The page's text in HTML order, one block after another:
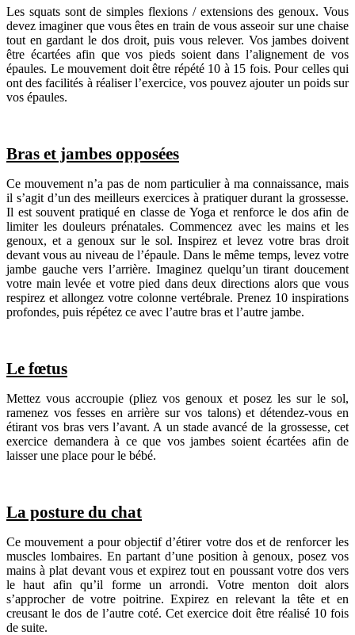
Les squats sont de simples flexions / extensions des genoux. Vous
devez imaginer que vous êtes en train de vous asseoir sur une chaise
tout en gardant le dos droit, puis vous relever. Vos jambes doivent
être écartées afin que vos pieds soient dans l’alignement de vos
épaules. Le mouvement doit être répété 10 à 15 fois. Pour celles qui
ont des facilités à réaliser l’exercice, vos pouvez ajouter un poids sur
vos épaules.
Bras et jambes opposées
Ce mouvement n’a pas de nom particulier à ma connaissance, mais
il s’agit d’un des meilleurs exercices à pratiquer durant la grossesse.
Il est souvent pratiqué en classe de Yoga et renforce le dos afin de
limiter les douleurs prénatales. Commencez avec les mains et les
genoux, et a genoux sur le sol. Inspirez et levez votre bras droit
devant vous au niveau de l’épaule. Dans le même temps, levez votre
jambe gauche vers l’arrière. Imaginez quelqu’un tirant doucement
votre main levée et votre pied dans deux directions alors que vous
respirez et allongez votre colonne vertébrale. Prenez 10 inspirations
profondes, puis répétez ce avec l’autre bras et l’autre jambe.
Le fœtus
Mettez vous accroupie (pliez vos genoux et posez les sur le sol,
ramenez vos fesses en arrière sur vos talons) et détendez-vous en
étirant vos bras vers l’avant. A un stade avancé de la grossesse, cet
exercice demandera à ce que vos jambes soient écartées afin de
laisser une place pour le bébé.
La posture du chat
Ce mouvement a pour objectif d’étirer votre dos et de renforcer les
muscles lombaires. En partant d’une position à genoux, posez vos
mains à plat devant vous et expirez tout en poussant votre dos vers
le haut afin qu’il forme un arrondi. Votre menton doit alors
s’approcher de votre poitrine. Expirez en relevant la tête et en
creusant le dos de l’autre coté. Cet exercice doit être réalisé 10 fois
de suite.